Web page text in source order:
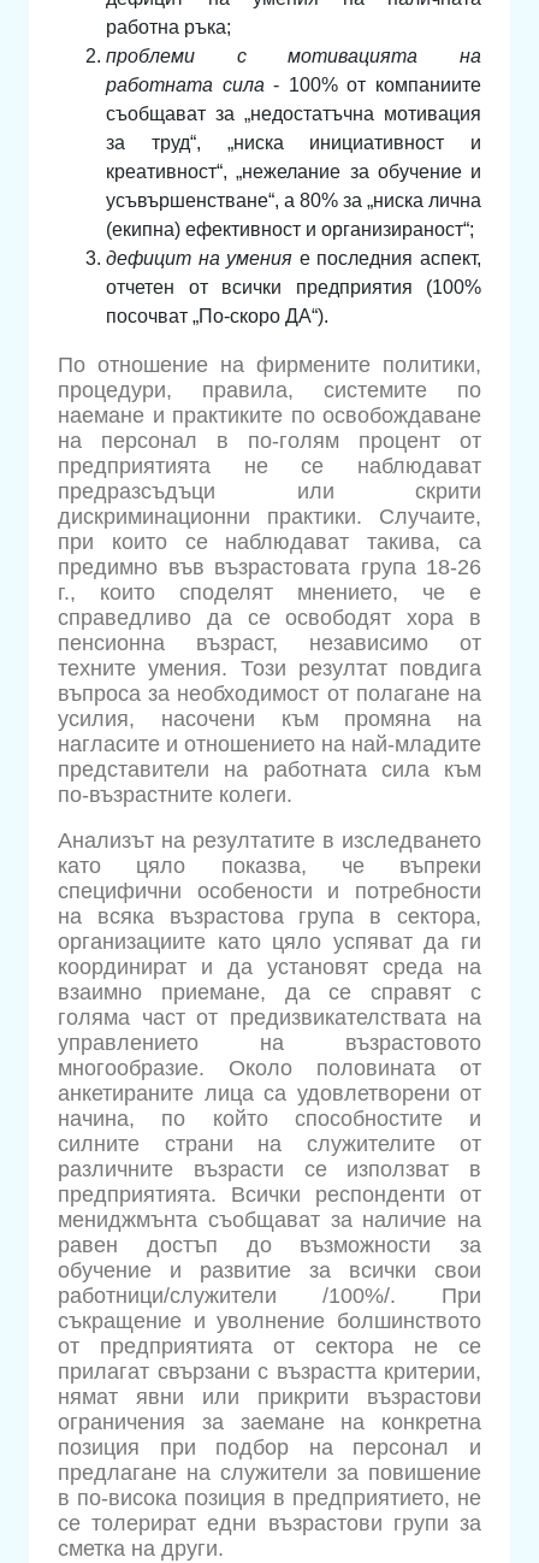
работна ръка;
проблеми с мотивацията на
работната сила - 100% от компаниите
съобщават за „недостатъчна мотивация
за труд“, „ниска инициативност и
креативност“, „нежелание за обучение и
усъвършенстване“, а 80% за „ниска лична
(екипна) ефективност и организираност“;
дефицит на умения е последния аспект,
отчетен от всички предприятия (100%
посочват „По-скоро ДА“).
По отношение на фирмените политики,
процедури, правила, системите по
наемане и практиките по освобождаване
на персонал в по-голям процент от
предприятията не се наблюдават
предразсъдъци или скрити
дискриминационни практики. Случаите,
при които се наблюдават такива, са
предимно във възрастовата група 18-26
г., които споделят мнението, че е
справедливо да се освободят хора в
пенсионна възраст, независимо от
техните умения. Този резултат повдига
въпроса за необходимост от полагане на
усилия, насочени към промяна на
нагласите и отношението на най-младите
представители на работната сила към
по-възрастните колеги.
Анализът на резултатите в изследването
като цяло показва, че въпреки
специфични особености и потребности
на всяка възрастова група в сектора,
организациите като цяло успяват да ги
координират и да установят среда на
взаимно приемане, да се справят с
голяма част от предизвикателствата на
управлението на възрастовото
многообразие. Около половината от
анкетираните лица са удовлетворени от
начина, по който способностите и
силните страни на служителите от
различните възрасти се използват в
предприятията. Всички респонденти от
мениджмънта съобщават за наличие на
равен достъп до възможности за
обучение и развитие за всички свои
работници/служители /100%/. При
съкращение и уволнение болшинството
от предприятията от сектора не се
прилагат свързани с възрастта критерии,
нямат явни или прикрити възрастови
ограничения за заемане на конкретна
позиция при подбор на персонал и
предлагане на служители за повишение
в по-висока позиция в предприятието, не
се толерират едни възрастови групи за
сметка на други.